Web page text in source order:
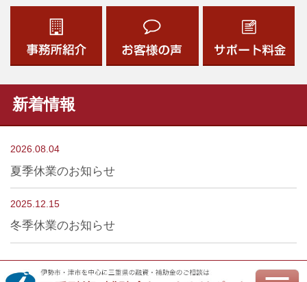
新着情報
2026.08.04
夏季休業のお知らせ
2025.12.15
冬季休業のお知らせ